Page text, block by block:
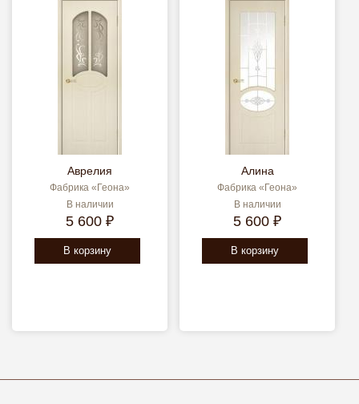
Аврелия
Фабрика «Геона»
В наличии
5 600 ₽
В корзину
Алина
Фабрика «Геона»
В наличии
5 600 ₽
В корзину